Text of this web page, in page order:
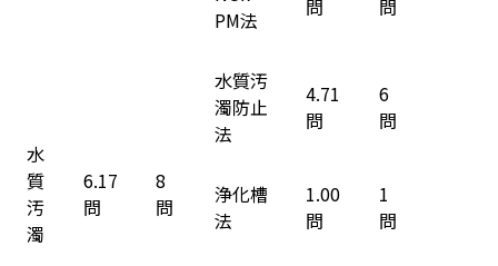
PM法
問
問
水
質
汚
濁
6.17
問
8
問
水質汚
濁防止
法
4.71
問
6
問
浄化槽
法
1.00
問
1
問